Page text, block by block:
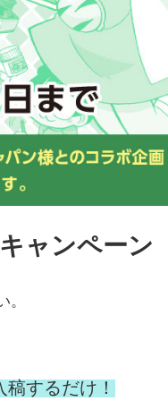
ャンペーン
するだけ！